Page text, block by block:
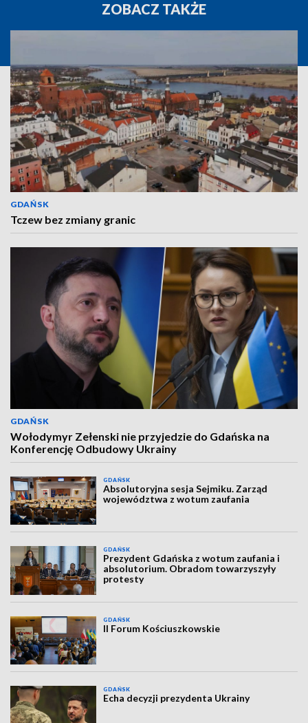
ZOBACZ TAKŻE
GDAŃSK
Tczew bez zmiany granic
GDAŃSK
Wołodymyr Zełenski nie przyjedzie do Gdańska na
Konferencję Odbudowy Ukrainy
GDAŃSK
Absolutoryjna sesja Sejmiku. Zarząd
województwa z wotum zaufania
GDAŃSK
Prezydent Gdańska z wotum zaufania i
absolutorium. Obradom towarzyszyły
protesty
GDAŃSK
II Forum Kościuszkowskie
GDAŃSK
Echa decyzji prezydenta Ukrainy